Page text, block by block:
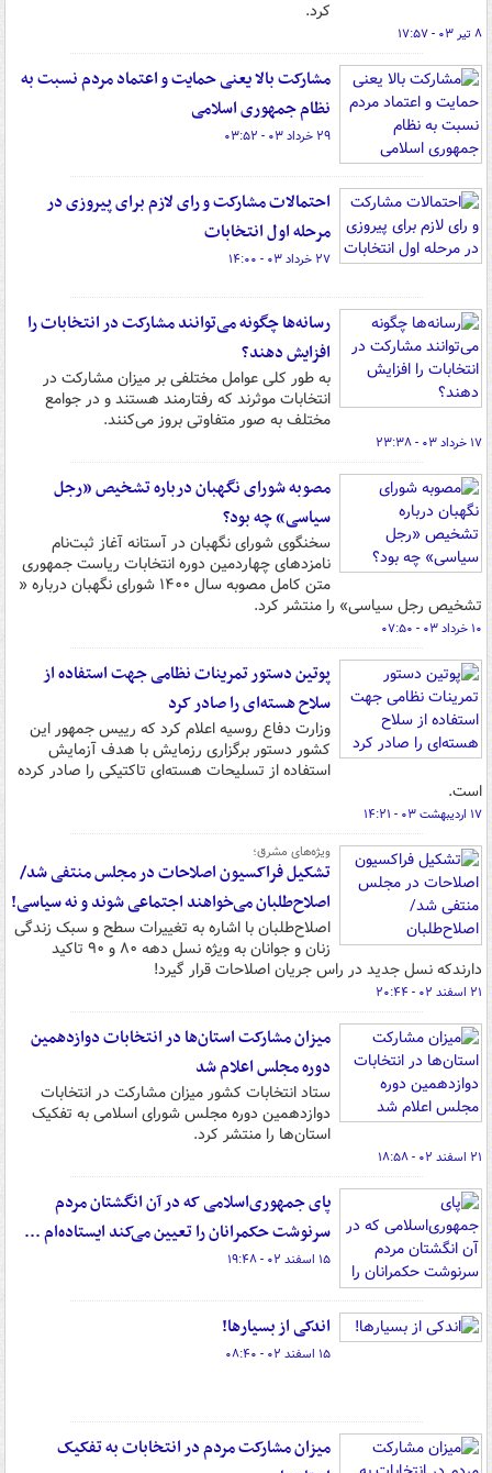
کرد.
۸ تیر ۰۳ - ۱۷:۵۷
مشارکت بالا یعنی حمایت و اعتماد مردم نسبت به
نظام جمهوری اسلامی
۲۹ خرداد ۰۳ - ۰۳:۵۲
احتمالات مشارکت و رای لازم برای پیروزی در
مرحله اول انتخابات
۲۷ خرداد ۰۳ - ۱۴:۰۰
رسانه‌ها چگونه می‌توانند مشارکت در انتخابات را
افزایش دهند؟
به طور کلی عوامل مختلفی بر میزان مشارکت در
انتخابات موثرند که رفتارمند هستند و در جوامع
مختلف به صور متفاوتی بروز می‌کنند.
۱۷ خرداد ۰۳ - ۲۳:۳۸
مصوبه شورای نگهبان درباره تشخیص «رجل
سیاسی» چه بود؟
سخنگوی شورای نگهبان در آستانه آغاز ثبت‌نام
نامزدهای چهاردمین دوره انتخابات ریاست جمهوری
متن کامل مصوبه سال ۱۴۰۰ شورای نگهبان درباره «
تشخیص رجل سیاسی» را منتشر کرد.
۱۰ خرداد ۰۳ - ۰۷:۵۰
پوتین دستور تمرینات نظامی جهت استفاده از
سلاح هسته‌ای را صادر کرد
وزارت دفاع روسیه اعلام کرد که رییس جمهور این
کشور دستور برگزاری رزمایش با هدف آزمایش
استفاده از تسلیحات هسته‌ای تاکتیکی را صادر کرده
است.
۱۷ اردیبهشت ۰۳ - ۱۴:۲۱
ویژه‌های مشرق؛
تشکیل فراکسیون اصلاحات در مجلس منتفی شد/
اصلاح‌طلبان می‌خواهند اجتماعی شوند و نه سیاسی!
اصلاح‌طلبان با اشاره به تغییرات سطح و سبک زندگی
زنان و جوانان به ویژه نسل دهه ۸۰ و ۹۰ تاکید
دارندکه نسل جدید در راس جریان اصلاحات قرار گیرد!
۲۱ اسفند ۰۲ - ۲۰:۴۴
میزان مشارکت استان‌ها در انتخابات دوازدهمین
دوره مجلس اعلام شد
ستاد انتخابات کشور میزان مشارکت در انتخابات
دوازدهمین دوره مجلس شورای اسلامی به تفکیک
استان‌ها را منتشر کرد.
۲۱ اسفند ۰۲ - ۱۸:۵۸
پای جمهوری‌اسلامی که در آن انگشتان مردم
سرنوشت حکمرانان را تعیین می‌کند ایستاده‌ام ...
۱۵ اسفند ۰۲ - ۱۹:۴۸
اندکی از بسیارها!
۱۵ اسفند ۰۲ - ۰۸:۴۰
میزان مشارکت مردم در انتخابات به تفکیک